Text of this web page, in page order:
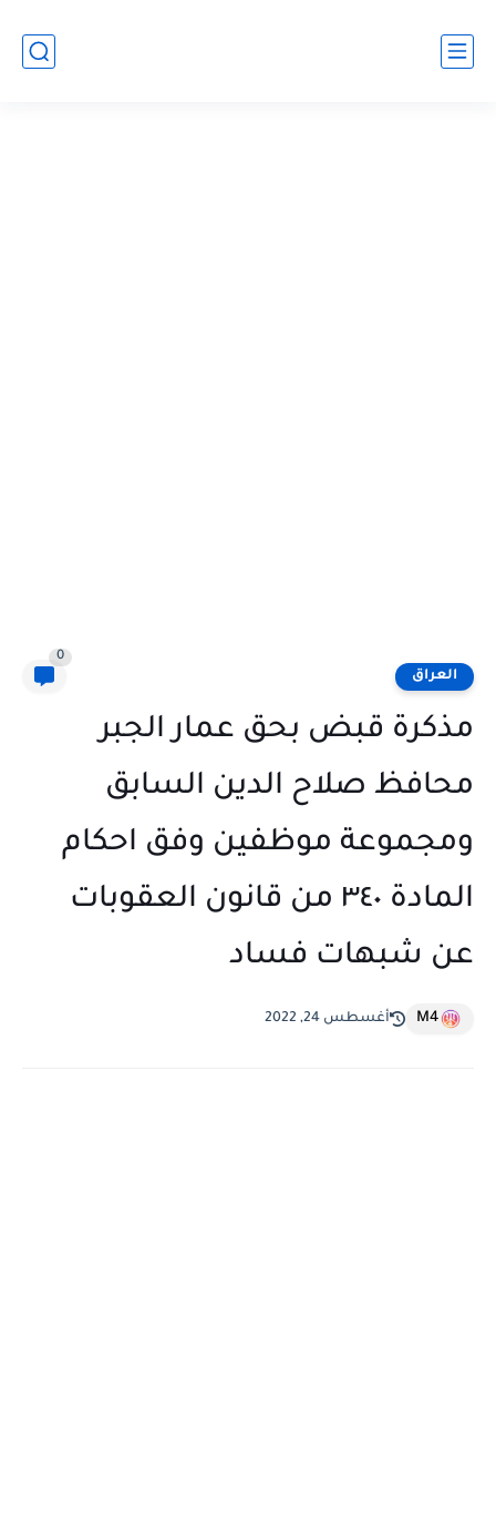
العراق
0
مذكرة قبض بحق عمار الجبر
محافظ صلاح الدين السابق
ومجموعة موظفين وفق احكام
المادة ٣٤٠ من قانون العقوبات
عن شبهات فساد
M4 أغسطس 24, 2022